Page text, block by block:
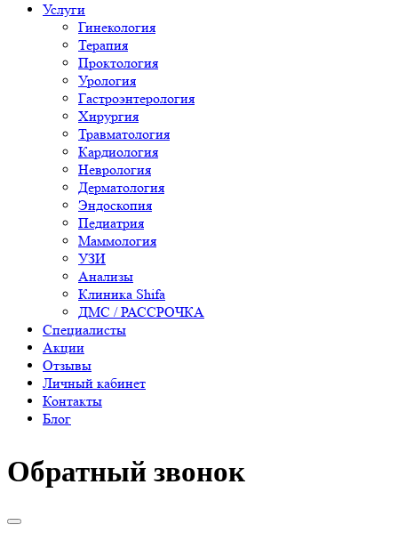
Услуги
Гинекология
Терапия
Проктология
Урология
Гастроэнтерология
Хирургия
Травматология
Кардиология
Неврология
Дерматология
Эндоскопия
Педиатрия
Маммология
УЗИ
Анализы
Клиника Shifa
ДМС / РАССРОЧКА
Специалисты
Акции
Отзывы
Личный кабинет
Контакты
Блог
Обратный звонок